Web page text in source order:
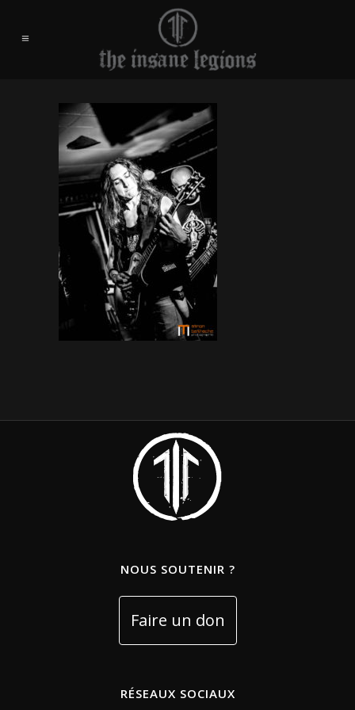
NOUS SOUTENIR ?
RÉSEAUX SOCIAUX